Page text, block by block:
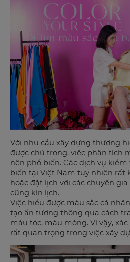
Với nhu cầu xây dựng thương
được chú trọng, việc phân tích
nên phổ biến. Các dịch vụ
biến tại Việt Nam tuy nhiên rất
hoặc đặt lịch với các chuyên
cũng kín lịch.
Việc hiểu được màu sắc cá
tạo ấn tượng thông qua cách
màu tóc, màu móng. Vì vậy,
rất quan trọng trong việc xây